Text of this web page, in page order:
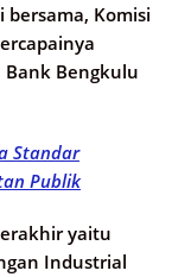
Komisi
Bengkulu
Standar
Publik
yaitu
Industrial